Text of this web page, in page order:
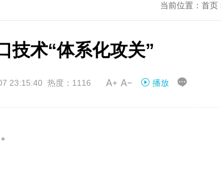
当前位置： 首页
技术“体系化攻关”
23:15:40 热度：1116  播放 